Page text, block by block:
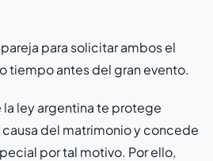
para solicitar ambos el
tiempo antes del gran evento.
ley argentina te protege
del matrimonio y concede
por tal motivo. Por ello,